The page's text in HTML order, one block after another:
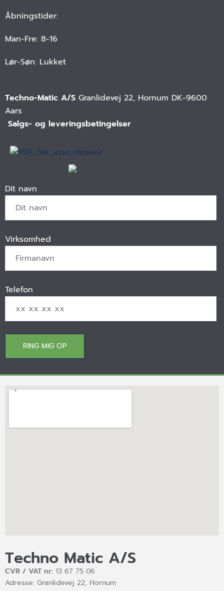
Åbningstider:
Man-Fre: 8-16
Lør-Søn: Lukket
Techno-Matic A/S Granlidevej 22, Hornum DK-9600
Aars
Salgs- og leveringsbetingelser
Dit navn
Virksomhed
Telefon
Techno Matic A/S
CVR / VAT nr: 13 67 75 06
Adresse: Granlidevej 22, Hornum